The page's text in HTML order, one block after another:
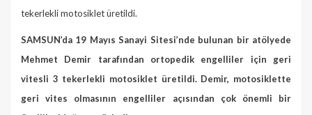
tekerlekli motosiklet üretildi.
SAMSUN’da 19 Mayıs Sanayi Sitesi’nde bulunan bir atölyede
Mehmet Demir tarafından ortopedik engelliler için geri
vitesli 3 tekerlekli motosiklet üretildi. Demir, motosiklette
geri vites olmasının engelliler açısından çok önemli bir